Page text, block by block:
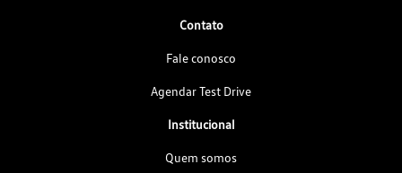
Contato
Fale conosco
Agendar Test Drive
Institucional
Quem somos